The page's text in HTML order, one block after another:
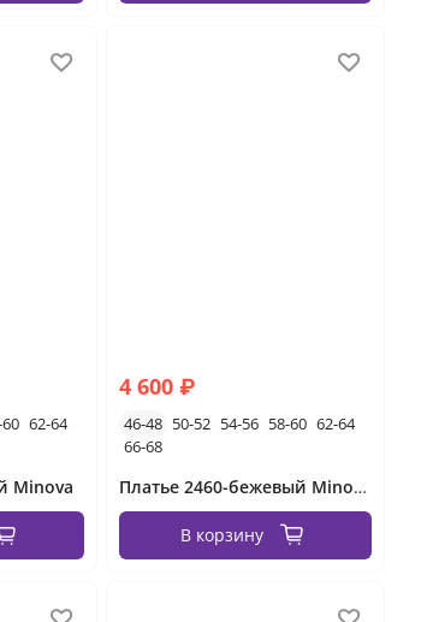
62-64
Minova
4 600 ₽
46-48 50-52 54-56 58-60 62-64
66-68
Платье 2460-бежевый Minova
В корзину